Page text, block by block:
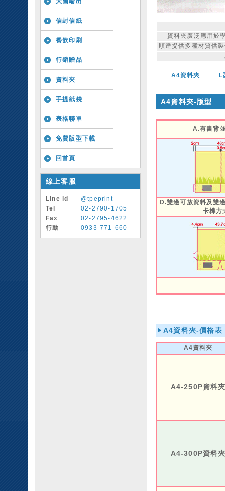
資料夾廣泛應用於
順達提供多種材質供
A4資料夾 L
A4資料夾-版型
A.有書背
D.雙邊可放資料及雙
卡榫方
A4資料夾-價格表
A4資料夾
A4-250P資料
A4-300P資料
信封信紙
餐飲印刷
行銷贈品
資料夾
手提紙袋
表格聯單
免費版型下載
回首頁
線上客服
Line id
@tpeprint
Tel
02-2790-1705
Fax
02-2795-4622
行動
0933-771-660